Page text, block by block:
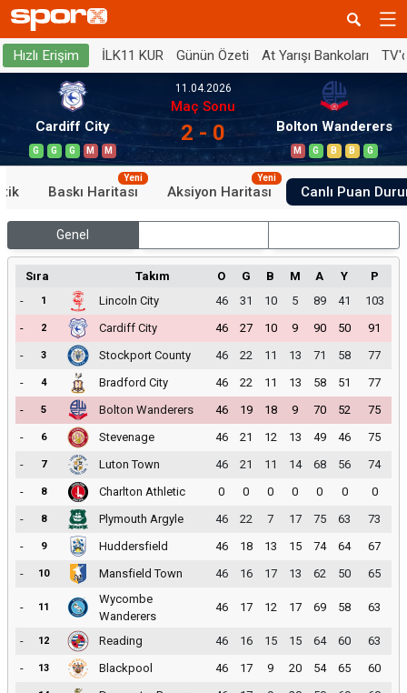
Hızlı Erişim İLK11 KUR Günün Özeti At Yarışı Bankoları
Cardiff City
G G G M M
11.04.2026
Maç Sonu
2 - 0 Bolton Wanderers
M G B B G
Baskı Haritası
Yeni
Aksiyon Haritası
Yeni
Canlı Puan
Genel
Sıra Takım O G B M A Y
P
-
1 Lincoln City 46 31 10 5 89 41
103
-
2 Cardiff City 46 27 10 9 90 50
91
-
3 Stockport County 46 22 11 13 71 58
77
-
4 Bradford City 46 22 11 13 58 51
77
-
5 Bolton Wanderers 46 19 18 9 70 52
75
-
6 Stevenage 46 21 12 13 49 46
75
-
7 Luton Town 46 21 11 14 68 56
74
-
8 Charlton Athletic 0 0 0 0 0 0
0
-
8 Plymouth Argyle 46 22 7 17 75 63
73
-
9 Huddersfield 46 18 13 15 74 64
67
-
10 Mansfield Town 46 16 17 13 62 50 65
- 11
Wycombe
Wanderers
46 17 12 17 69 58 63
- 12 Reading 46 16 15 15 64 60
63
-
13 Blackpool 46 17 9 20 54 65
60